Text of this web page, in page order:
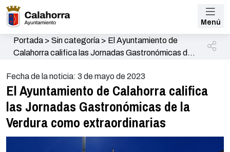
Menú
Portada> Sin categoría> El Ayuntamiento de
Calahorra califica las Jornadas Gastronómicas de
Fecha de la noticia: 3 de mayo de 2023
El Ayuntamiento de Calahorra califica
las Jornadas Gastronómicas de la
Verdura como extraordinarias